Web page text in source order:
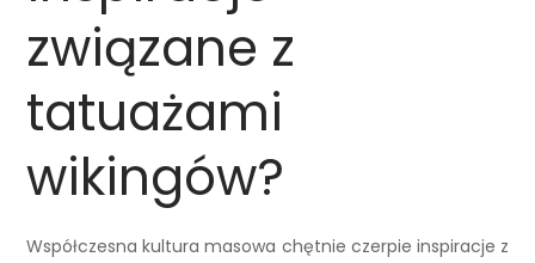
związane z
tatuażami
wikingów?
Współczesna kultura masowa chętnie czerpie inspiracje z